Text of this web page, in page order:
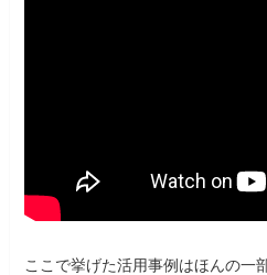
ここで挙げた活用事例はほんの一